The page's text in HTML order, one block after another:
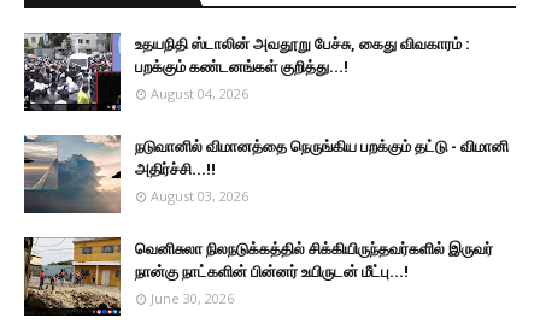
உதயநிதி ஸ்டாலின் அவதூறு பேச்சு, கைது விவகாரம் :
பறக்கும் கண்டனங்கள் குறித்து...!
August 04, 2026
நடுவானில் விமானத்தை நெருங்கிய பறக்கும் தட்டு - விமானி
அதிர்ச்சி...!!
August 03, 2026
வெனிசுலா நிலநடுக்கத்தில் சிக்கியிருந்தவர்களில் இருவர்
நான்கு நாட்களின் பின்னர் உயிருடன் மீட்பு...!
June 30, 2026